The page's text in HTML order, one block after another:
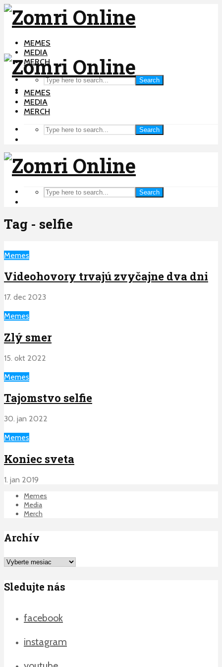
MEMES
MEDIA
MERCH
Search
MEMES
MEDIA
MERCH
Search
Search
Tag - selfie
Memes
Videohovory trvajú zvyčajne dva dni
17. dec 2023
Memes
Zlý smer
15. okt 2022
Memes
Tajomstvo selfie
30. jan 2022
Memes
Koniec sveta
1. jan 2019
Memes
Media
Merch
Archív
Archív
Sledujte nás
facebook
instagram